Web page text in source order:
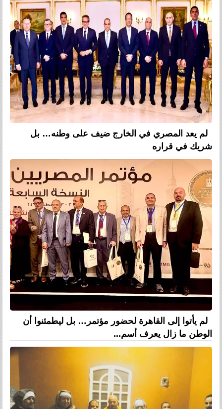
لم يعد المصري في الخارج ضيف على وطنه… بل
شريك في قراره
لم يأتوا إلى القاهرة لحضور مؤتمر… بل ليطمئنوا أن
الوطن ما زال يعرف أسم...